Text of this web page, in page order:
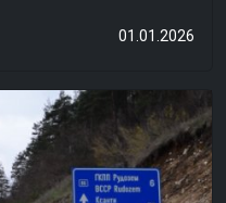
01.01.2026